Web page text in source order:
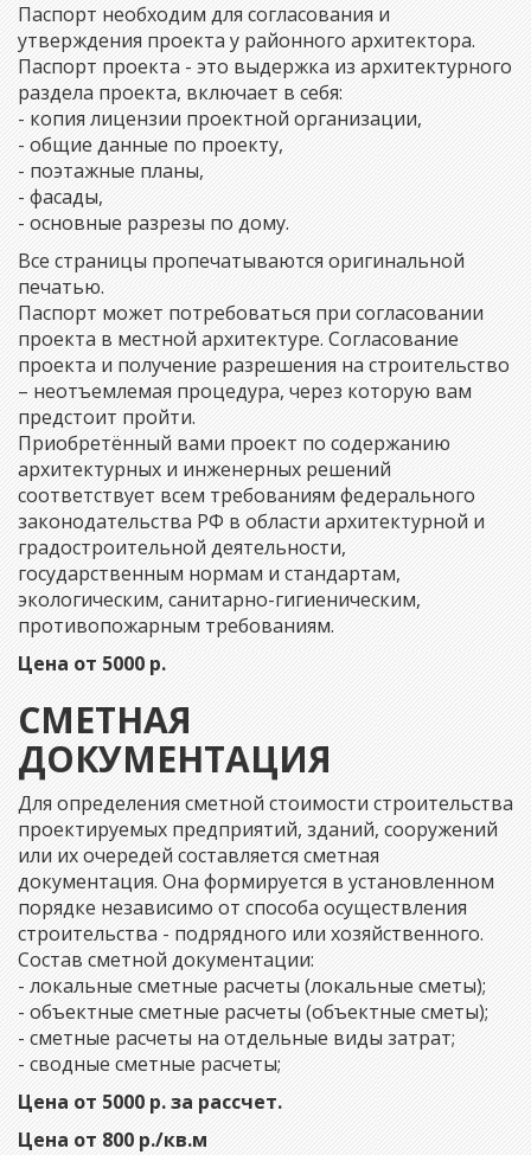
Паспорт необходим для согласования и
утверждения проекта у районного архитектора.
Паспорт проекта - это выдержка из архитектурного
раздела проекта, включает в себя:
- копия лицензии проектной организации,
- общие данные по проекту,
- поэтажные планы,
- фасады,
- основные разрезы по дому.
Все страницы пропечатываются оригинальной
печатью.
Паспорт может потребоваться при согласовании
проекта в местной архитектуре. Согласование
проекта и получение разрешения на строительство
– неотъемлемая процедура, через которую вам
предстоит пройти.
Приобретённый вами проект по содержанию
архитектурных и инженерных решений
соответствует всем требованиям федерального
законодательства РФ в области архитектурной и
градостроительной деятельности,
государственным нормам и стандартам,
экологическим, санитарно-гигиеническим,
противопожарным требованиям.
Цена от 5000 р.
СМЕТНАЯ
ДОКУМЕНТАЦИЯ
Для определения сметной стоимости строительства
проектируемых предприятий, зданий, сооружений
или их очередей составляется сметная
документация. Она формируется в установленном
порядке независимо от способа осуществления
строительства - подрядного или хозяйственного.
Состав сметной документации:
- локальные сметные расчеты (локальные сметы);
- объектные сметные расчеты (объектные сметы);
- сметные расчеты на отдельные виды затрат;
- сводные сметные расчеты;
Цена от 5000 р. за рассчет.
Цена от 800 р./кв.м